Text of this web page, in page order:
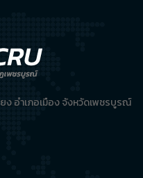
ง อำเภอเมือง จังหวัดเพชรบูรณ์